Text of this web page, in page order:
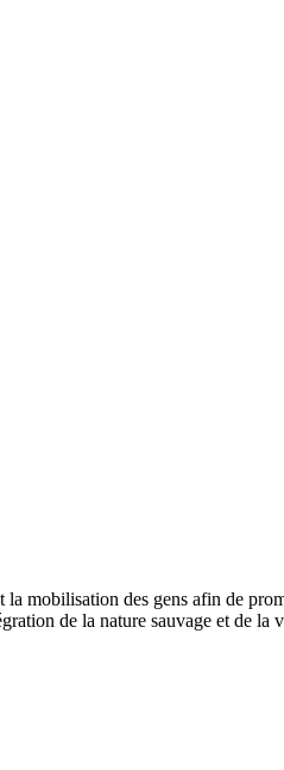
mobilisation des gens afin de
de la nature sauvage et de